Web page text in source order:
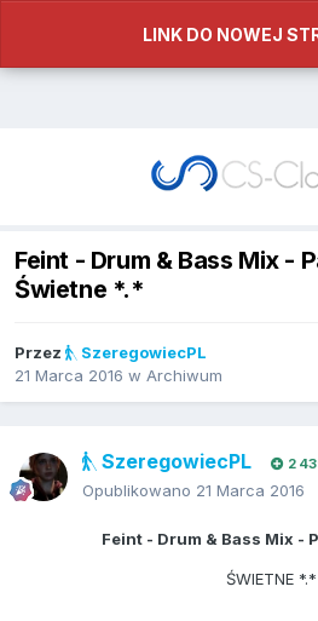
LINK DO NOWEJ
Feint - Drum & Bass Mix -
Świetne *.*
Przez
SzeregowiecPL
21 Marca 2016 w Archiwum
SzeregowiecPL 2
Opublikowano 21 Marca 2016
Feint - Drum & Bass Mix -
ŚWIETNE *.*